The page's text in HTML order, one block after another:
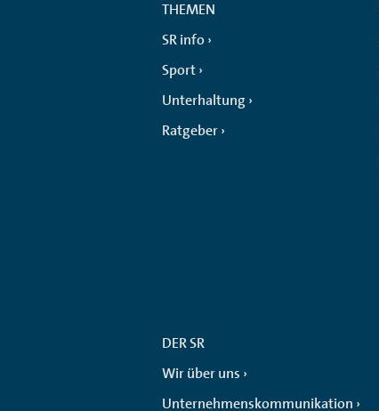
THEMEN
SR info
Sport
Unterhaltung
Ratgeber
DER SR
Wir über uns
Unternehmenskommunikation